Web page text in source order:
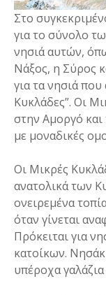
Στο
για το σύνολο
νησιά αυτών,
Νάξος, η Σύρος
για τα νησιά
Κυκλάδες”. Οι
στην Αμοργό και
με μοναδικές
Οι Μικρές
ανατολικά των
ονειρεμένα
όταν γίνεται
Πρόκειται για
κατοίκων.
υπέροχα γαλάζια